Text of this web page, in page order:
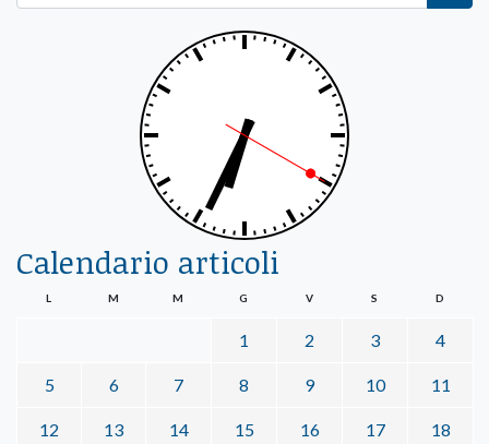
Calendario articoli
L M M G V S D
1 2 3 4
5 6 7 8 9 10 11
12 13 14 15 16 17 18